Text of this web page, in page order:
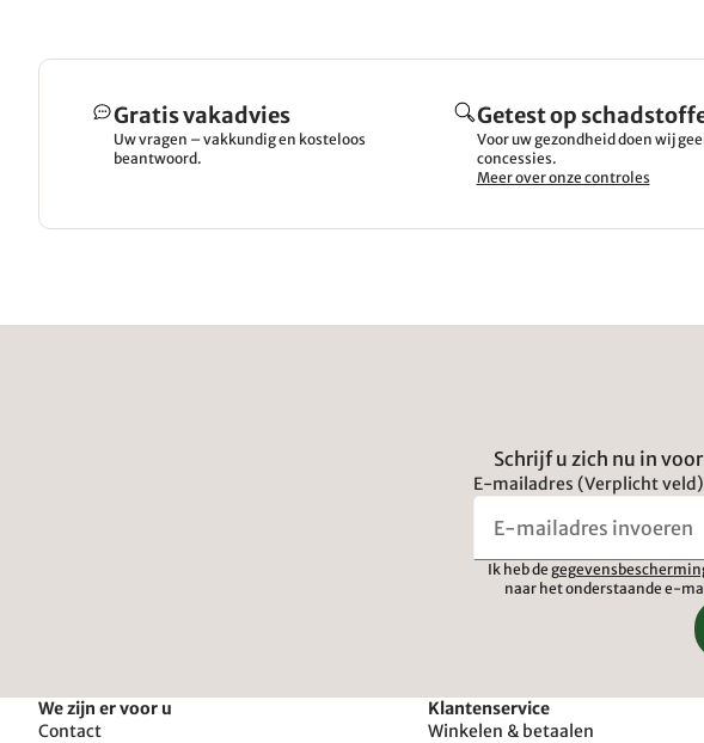
Gratis vakadvies
Uw vragen – vakkundig en kosteloos
beantwoord.
Getest op
Voor uw gezondheid doen wij
concessies.
Meer over onze controles
Schrijf u zich nu in
E-mailadres (Verplicht veld)
Ik heb de
naar het onderstaande e-
We zijn er voor u
Contact
Klantenservice
Winkelen & betaalen